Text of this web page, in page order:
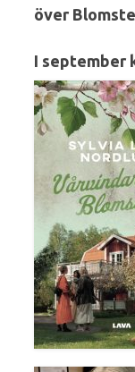
över
I september